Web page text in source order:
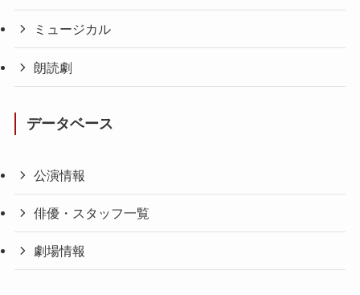
ミュージカル
朗読劇
データベース
公演情報
俳優・スタッフ一覧
劇場情報